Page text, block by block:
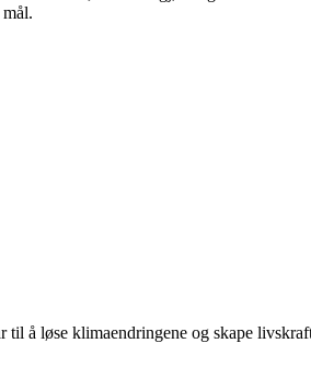
å løse klimaendringene og skape